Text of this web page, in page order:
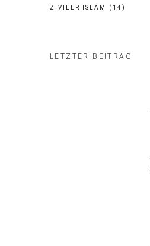
ZIVILER ISLAM (14)
LETZTER BEITRAG